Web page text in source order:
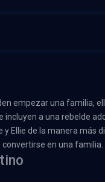
empezar una familia,
a una rebelde
Ellie de la manera más
en una familia.